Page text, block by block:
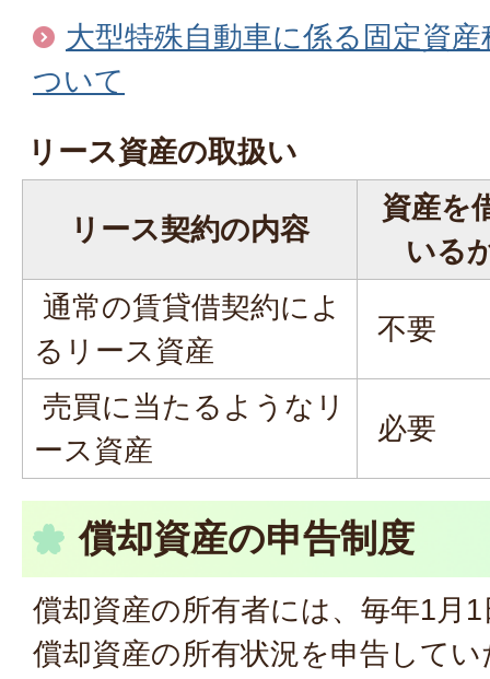
大型特殊自動車に係る固定資
ついて
リース資産の取扱い
リース契約の内容
資産を
いる
通常の賃貸借契約によ
るリース資産
不要
売買に当たるようなリ
ース資産
必要
償却資産の申告制度
償却資産の所有者には、毎年1月
償却資産の所有状況を申告して